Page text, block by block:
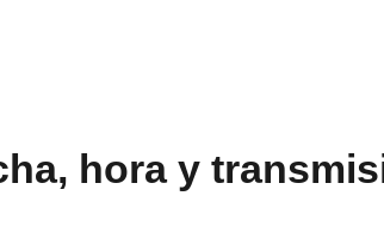
hora y